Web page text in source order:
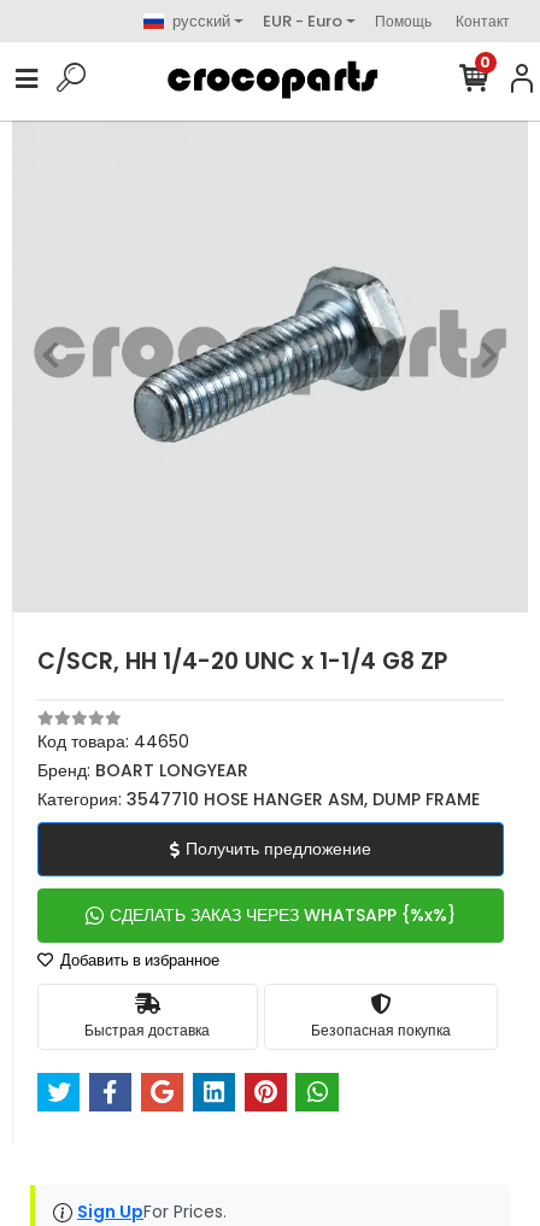
русский EUR - Euro Помощь Контакт
0
C/SCR, HH 1/4-20 UNC x 1-1/4 G8 ZP
Код товара: 44650
Бренд: BOART LONGYEAR
Категория: 3547710 HOSE HANGER ASM, DUMP FRAME
Получить предложение
СДЕЛАТЬ ЗАКАЗ ЧЕРЕЗ WHATSAPP {%x%}
Добавить в избранное
Быстрая доставка Безопасная покупка
Sign UpFor Prices.